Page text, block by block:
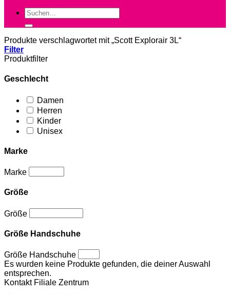
Suchen
nach:
Produkte verschlagwortet mit „Scott Explorair 3L“
Filter
Produktfilter
Geschlecht
Damen
Herren
Kinder
Unisex
Marke
Marke
Größe
Größe
Größe Handschuhe
Größe Handschuhe
Es wurden keine Produkte gefunden, die deiner Auswahl
entsprechen.
Kontakt Filiale Zentrum